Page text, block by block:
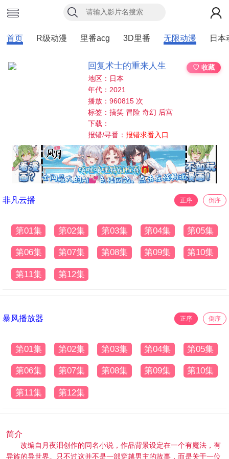
首页 R级动漫 里番acg 3D里番 无限动漫 日本
回复术士的重来人生
♡ 收藏
地区：日本
年代：2021
播放：960815 次
标签：搞笑 冒险 奇幻 后宫
下载：
报错/寻番：报错求番入口
非凡云播 正序 倒序
第01集 第02集 第03集 第04集 第05集
第06集 第07集 第08集 第09集 第10集
第11集 第12集
暴风播放器 正序 倒序
第01集 第02集 第03集 第04集 第05集
第06集 第07集 第08集 第09集 第10集
第11集 第12集
简介
改编自月夜泪创作的同名小说，作品背景设定在一个有魔法，有
异族的异世界。只不过这并不是一部穿越男主的故事，而是关于一位